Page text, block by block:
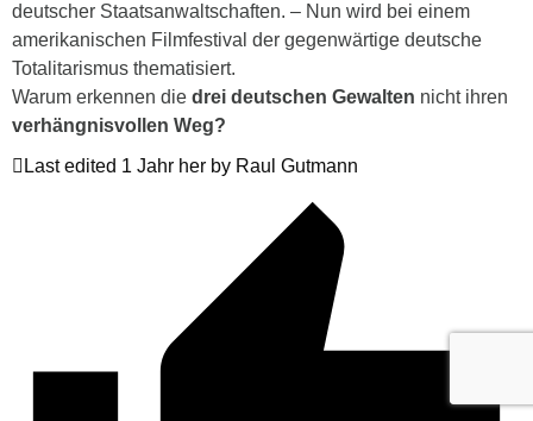
deutscher Staatsanwaltschaften. – Nun wird bei einem
amerikanischen Filmfestival der gegenwärtige deutsche
Totalitarismus thematisiert.
Warum erkennen die drei deutschen Gewalten nicht ihren
verhängnisvollen Weg?
Last edited 1 Jahr her by Raul Gutmann